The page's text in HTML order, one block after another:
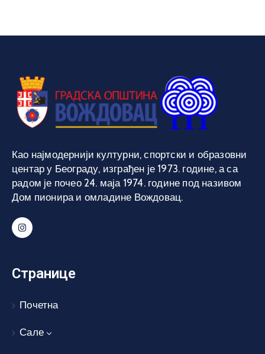
Као најмодернији културни, спортски и образовни
центар у Београду, изграђен је 1973. године, а са
радом је почео 24. маја 1974. године под називом
Дом пионира и омладине Вождовац.
Странице
Почетна
Сале